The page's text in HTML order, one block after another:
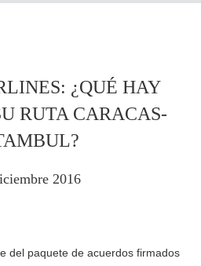
¿QUÉ HAY
RUTA CARACAS-
2016
del paquete de acuerdos firmados